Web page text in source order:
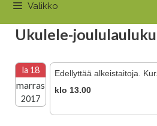
Valikko
Ukulele-
la 18
marras
2017
Edellyttää alkeistaitoja.
klo 13.00